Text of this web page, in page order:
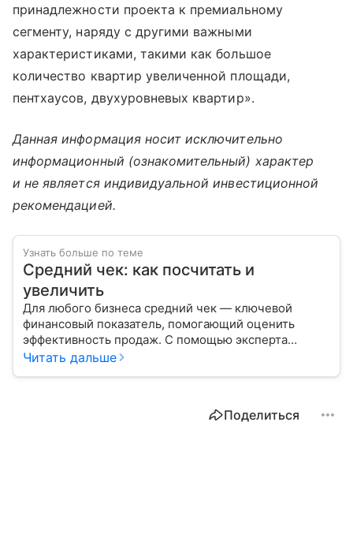
принадлежности проекта к премиальному
сегменту, наряду с другими важными
характеристиками, такими как большое
количество квартир увеличенной площади,
пентхаусов, двухуровневых квартир».
Данная информация носит исключительно
информационный (ознакомительный) характер
и не является индивидуальной инвестиционной
рекомендацией.
Узнать больше по теме
Средний чек: как посчитать и
увеличить
Для любого бизнеса средний чек — ключевой
финансовый показатель, помогающий оценить
эффективность продаж. С помощью эксперта
расскажем, как рассчитать этот индикатор
Читать дальше
Поделиться